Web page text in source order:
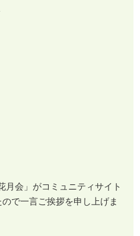
月会」がコミュニティサイト
で一言ご挨拶を申し上げま